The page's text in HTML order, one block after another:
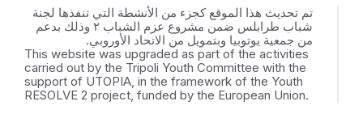
تم تحديث هذا الموقع كجزء من الأنشطة التي تنفذها لجنة
شباب طرابلس ضمن مشروع عزم الشباب ٢ وذلك بدعم
من جمعية يوتوبيا وبتمويل من الاتحاد الأوروبي.
This website was upgraded as part of the activities
carried out by the Tripoli Youth Committee with the
support of UTOPIA, in the framework of the Youth
RESOLVE 2 project, funded by the European Union.